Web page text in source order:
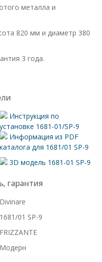
металла и
820 мм и диаметр 380
3 года.
Инструкция по
установке 1681-01/SP-9
Информация из PDF
каталога для 1681/01 SP-9
3D модель 1681-01 SP-9
гарантия
Divinare
1681/01 SP-9
FRIZZANTE
Модерн